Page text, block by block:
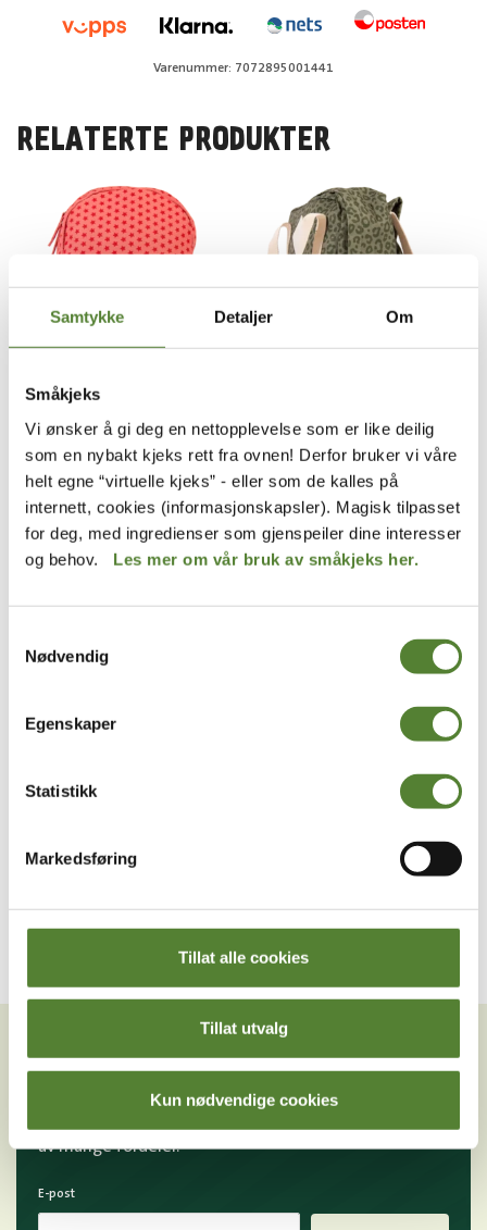
Samtykke Detaljer Om
Småkjeks
Vi ønsker å gi deg en nettopplevelse som er like deilig
som en nybakt kjeks rett fra ovnen! Derfor bruker vi våre
helt egne “virtuelle kjeks” - eller som de kalles på
internett, cookies (informasjonskapsler). Magisk tilpasset
for deg, med ingredienser som gjenspeiler dine interesser
og behov. Les mer om vår bruk av småkjeks her.
Nødvendig
Egenskaper
Statistikk
Markedsføring
Tillat alle cookies
Tillat utvalg
Kun nødvendige cookies
Varenummer: 7072895001441
RELATERTE PRODUKTER
KuToppen
SEKK, KUTOPPEN, 8L
379,–
Dyreparken
SEKK, DYREMØNSTER
GRØNN, 15L
379,–
PARAPLY
199,–
VIL DU HA NYHETSBREV FRA
Melder du deg på Dyreparkens nyhetsbrev får du
av mange fordeler.
E-post